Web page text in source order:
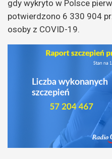
gdy wykryto w Polsce
potwierdzono 6 330 904
osoby z COVID-19.